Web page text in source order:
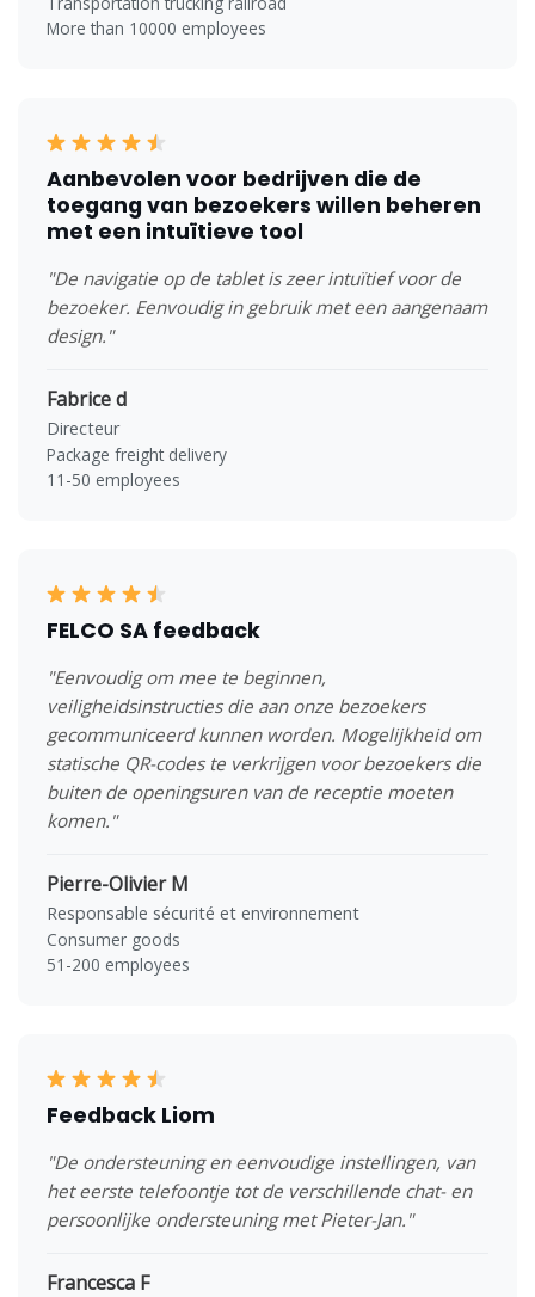
More than 10000 employees
Aanbevolen voor bedrijven die de
toegang van bezoekers willen beheren
met een intuïtieve tool
"De navigatie op de tablet is zeer intuïtief voor de
bezoeker. Eenvoudig in gebruik met een aangenaam
design."
Fabrice d
Directeur
Package freight delivery
11-50 employees
FELCO SA feedback
"Eenvoudig om mee te beginnen,
veiligheidsinstructies die aan onze bezoekers
gecommuniceerd kunnen worden. Mogelijkheid om
statische QR-codes te verkrijgen voor bezoekers die
buiten de openingsuren van de receptie moeten
komen."
Pierre-Olivier M
Responsable sécurité et environnement
Consumer goods
51-200 employees
Feedback Liom
"De ondersteuning en eenvoudige instellingen, van
het eerste telefoontje tot de verschillende chat- en
persoonlijke ondersteuning met Pieter-Jan."
Francesca F